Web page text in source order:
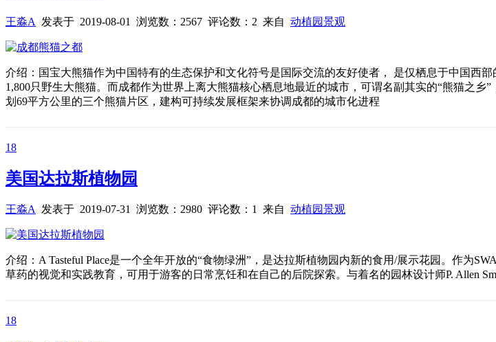
王淼A 发表于 2019-08-01 浏览数：2567 评论数：2 来自 动植园景观
介绍：国宝大熊猫作为中国特有的生态保护和文化符号是国际交流的友好使者， 是仅栖息于中国西
1,800只野生大熊猫。而成都作为世界上离大熊猫核心栖息地最近的城市，可谓名副其实的“熊猫之
划69平方公里的三个熊猫片区，建构可持续发展框架来协调成都的城市化进程
18
美国达拉斯植物园
王淼A 发表于 2019-07-31 浏览数：2980 评论数：1 来自 动植园景观
介绍：A Tasteful Place是一个全年开放的“食物绿洲”，是达拉斯植物园内新的食用/展示花园。作为
草药的视觉和实践教育，可用于游客的日常烹饪和在自己的后院探索。与着名的园林设计师P. Allen
18